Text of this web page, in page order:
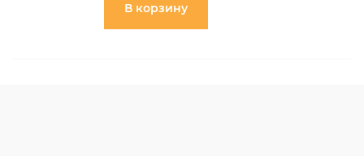
В корзину